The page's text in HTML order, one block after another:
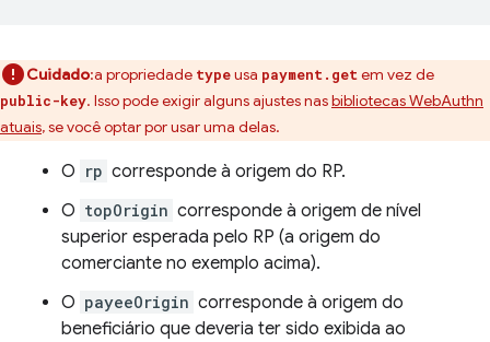
Cuidado:a propriedade typeusa payment.getem vez de
public-key. Isso pode exigir alguns ajustes nasbibliotecas WebAuthn
atuais, se você optar por usar uma delas.
O rp corresponde à origem do RP.
O topOrigin corresponde à origem de nível
superior esperada pelo RP (a origem do
comerciante no exemplo acima).
O payeeOrigin corresponde à origem do
beneficiário que deveria ter sido exibida ao